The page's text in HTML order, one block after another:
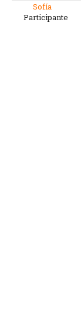
Sofía
Participante